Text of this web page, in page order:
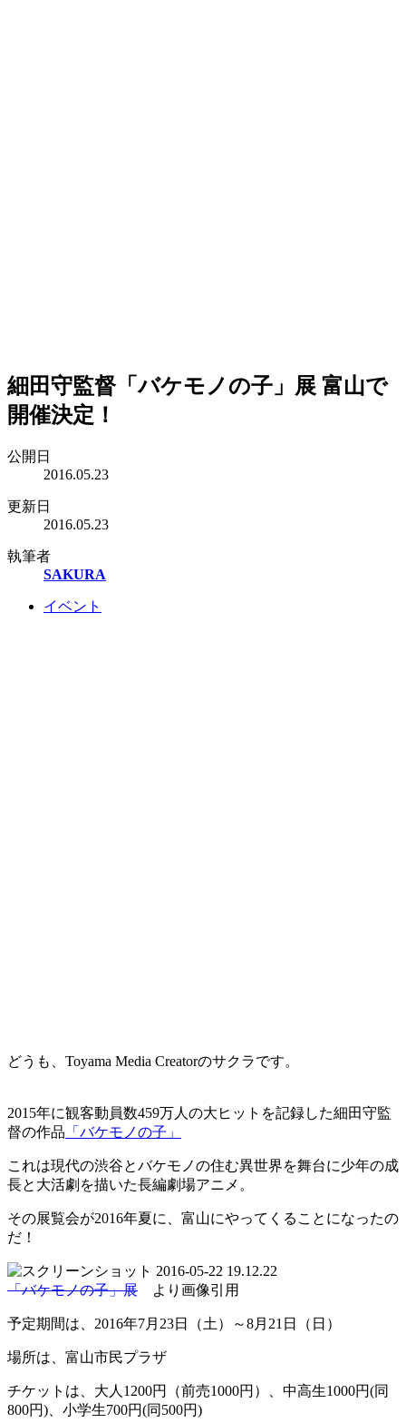
細田守監督「バケモノの子」展 富山で
開催決定！
公開日
2016.05.23
更新日
2016.05.23
執筆者
SAKURA
イベント
どうも、Toyama Media Creatorのサクラです。
2015年に観客動員数459万人の大ヒットを記録した細田守監
督の作品 「バケモノの子」
これは現代の渋谷とバケモノの住む異世界を舞台に少年の成
長と大活劇を描いた長編劇場アニメ。
その展覧会が2016年夏に、富山にやってくることになったの
だ！
「バケモノの子」展 より画像引用
予定期間は、2016年7月23日（土）～8月21日（日）
場所は、富山市民プラザ
チケットは、大人1200円（前売1000円）、中高生1000円(同
800円)、小学生700円(同500円)